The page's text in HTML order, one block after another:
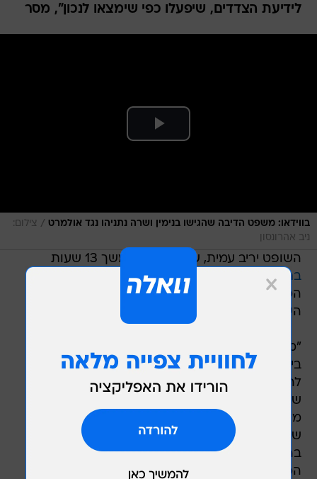
לידיעת הצדדים, שיפעלו כפי שימצאו לנכון", מסר
בווידאו: משפט הדיבה שהגישו בנימין ושרה נתניהו נגד אולמרט / צילום:
ניב אהרונסון
השופט יריב עמית, שדן אתמול במשך 13 שעות
בתביעת הדיבה
של משפחת נתניהו נגד ראש
הממשלה לשעבר אהוד אולמרט בבית משפט
השלום, נמצא היום (שני) חיובי לקורונה.
"מאחר שהבוקר חשתי ברע, ערכתי בדיקת קורונה
ביתית, אשר העלתה תוצאה חיובית. מצאתי לנכון
להביא את הדבר לידיעת הצדדים, שיפעלו כפי
שימצאו לנכון", נמסר מטעמו.
שקלים נגד אולמרט, שכינה אותם "חולי נפש"
בריאיונות שנתן. בעקבות זאת, נפגשו שני ראשי
הממשלה לשעבר בדיון ההוכחות בתביעה. בדיון